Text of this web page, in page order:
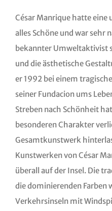
César Manrique hatte
alles Schöne und war sehr
bekannter Umweltaktivist
und die ästhetische
er 1992 bei einem
seiner Fundacion ums
Streben nach Schönheit
besonderen Charakter
Gesamtkunstwerk
Kunstwerken von César
überall auf der Insel. Die
die dominierenden Farben
Verkehrsinseln mit